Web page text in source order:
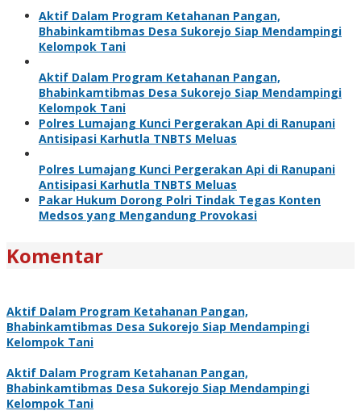
Aktif Dalam Program Ketahanan Pangan,
Bhabinkamtibmas Desa Sukorejo Siap Mendampingi
Kelompok Tani
Aktif Dalam Program Ketahanan Pangan,
Bhabinkamtibmas Desa Sukorejo Siap Mendampingi
Kelompok Tani
Polres Lumajang Kunci Pergerakan Api di Ranupani
Antisipasi Karhutla TNBTS Meluas
Polres Lumajang Kunci Pergerakan Api di Ranupani
Antisipasi Karhutla TNBTS Meluas
Pakar Hukum Dorong Polri Tindak Tegas Konten
Medsos yang Mengandung Provokasi
Komentar
Aktif Dalam Program Ketahanan Pangan,
Bhabinkamtibmas Desa Sukorejo Siap Mendampingi
Kelompok Tani
Aktif Dalam Program Ketahanan Pangan,
Bhabinkamtibmas Desa Sukorejo Siap Mendampingi
Kelompok Tani